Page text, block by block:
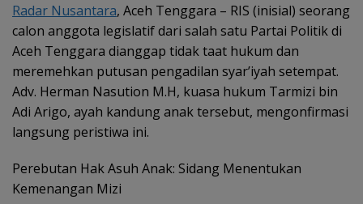
Radar Nusantara, Aceh Tenggara – RIS (inisial) seorang
calon anggota legislatif dari salah satu Partai Politik di
Aceh Tenggara dianggap tidak taat hukum dan
meremehkan putusan pengadilan syar’iyah setempat.
Adv. Herman Nasution M.H, kuasa hukum Tarmizi bin
Adi Arigo, ayah kandung anak tersebut, mengonfirmasi
langsung peristiwa ini.
Perebutan Hak Asuh Anak: Sidang Menentukan
Kemenangan Mizi